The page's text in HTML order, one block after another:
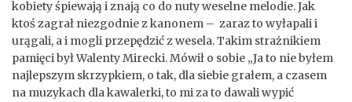
kobiety śpiewają i znają co do nuty weselne melodie. Jak
ktoś zagrał niezgodnie z kanonem – zaraz to wyłapali i
urągali, a i mogli przepędzić z wesela. Takim strażnikiem
pamięci był Walenty Mirecki. Mówił o sobie „Ja to nie byłem
najlepszym skrzypkiem, o tak, dla siebie grałem, a czasem
na muzykach dla kawalerki, to mi za to dawali wypić